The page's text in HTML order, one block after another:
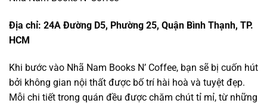
Địa chỉ: 24A Đường D5, Phường 25, Quận Bình Thạnh, TP.
HCM
Khi bước vào Nhã Nam Books N’ Coffee, bạn sẽ bị cuốn hút
bởi không gian nội thất được bố trí hài hoà và tuyệt đẹp.
Mỗi chi tiết trong quán đều được chăm chút tỉ mỉ, từ những